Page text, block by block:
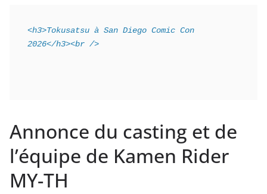
<h3>Tokusatsu à San Diego Comic Con
2026</h3><br />
Annonce du casting et de
l’équipe de Kamen Rider
MY-TH